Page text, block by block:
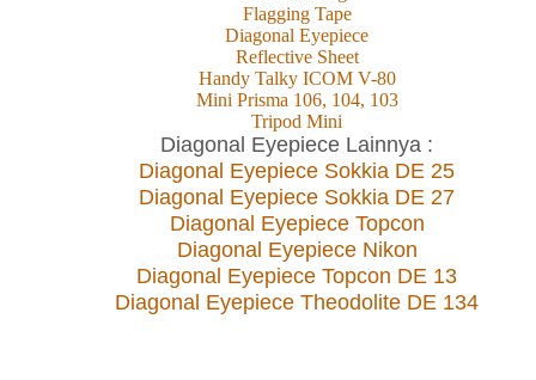
Flagging Tape
Diagonal Eyepiece
Reflective Sheet
Handy Talky ICOM V-80
Mini Prisma 106, 104, 103
Tripod Mini
Diagonal Eyepiece Lainnya :
Diagonal Eyepiece Sokkia DE 25
Diagonal Eyepiece Sokkia DE 27
Diagonal Eyepiece Topcon
Diagonal Eyepiece Nikon
Diagonal Eyepiece Topcon DE 13
Diagonal Eyepiece Theodolite DE 134